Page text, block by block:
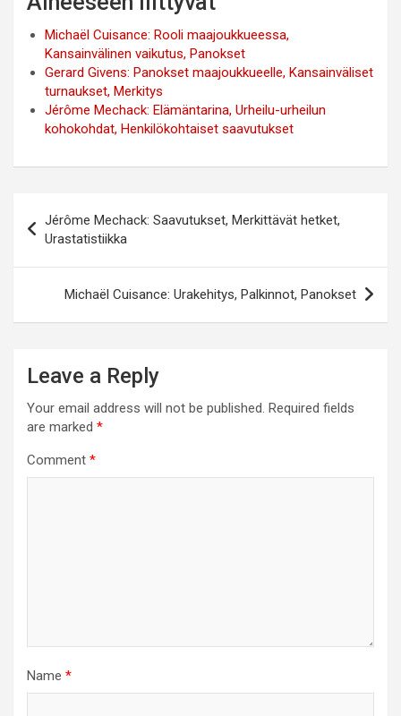
Michaël Cuisance: Rooli maajoukkueessa,
Kansainvälinen vaikutus, Panokset
Gerard Givens: Panokset maajoukkueelle, Kansainväliset
turnaukset, Merkitys
Jérôme Mechack: Elämäntarina, Urheilu-urheilun
kohokohdat, Henkilökohtaiset saavutukset
navigation
Jérôme Mechack: Saavutukset, Merkittävät hetket,
Urastatistiikka
Michaël Cuisance: Urakehitys, Palkinnot, Panokset
Leave a Reply
Your email address will not be published. Required fields
are marked *
Comment *
Name *